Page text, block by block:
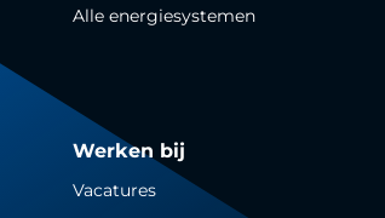
Alle energiesystemen
Werken bij
Vacatures